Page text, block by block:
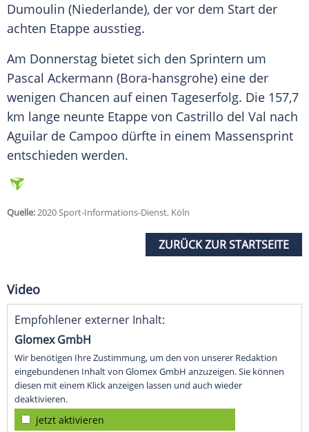
Dumoulin (Niederlande), der vor dem Start der
achten Etappe ausstieg.
Am Donnerstag bietet sich den Sprintern um
Pascal Ackermann (Bora-hansgrohe) eine der
wenigen Chancen auf einen Tageserfolg. Die 157,7
km lange neunte Etappe von Castrillo del Val nach
Aguilar de Campoo dürfte in einem Massensprint
entschieden werden.
Quelle:2020 Sport-Informations-Dienst, Köln
ZURÜCK ZUR STARTSEITE
Video
Empfohlener externer Inhalt:
Glomex GmbH
Wir benötigen Ihre Zustimmung, um den von unserer Redaktion
eingebundenen Inhalt von Glomex GmbH anzuzeigen. Sie können
diesen mit einem Klick anzeigen lassen und auch wieder
deaktivieren.
jetzt aktivieren